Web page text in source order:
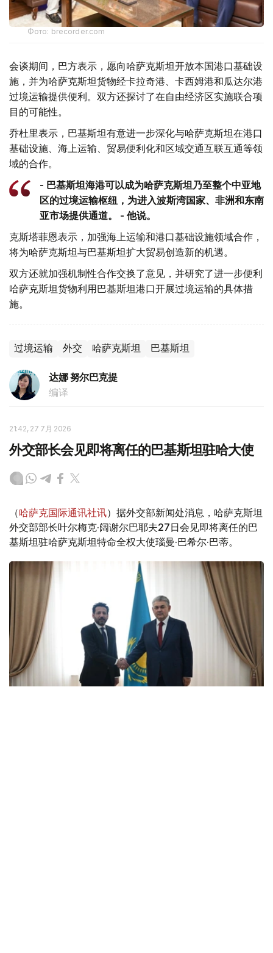
Фото: brecorder.com
会谈期间，巴方表示，愿向哈萨克斯坦开放本国港口基础设
施，并为哈萨克斯坦货物经卡拉奇港、卡西姆港和瓜达尔港
过境运输提供便利。双方还探讨了在自由经济区实施联合项
目的可能性。
乔杜里表示，巴基斯坦有意进一步深化与哈萨克斯坦在港口
基础设施、海上运输、贸易便利化和区域交通互联互通等领
域的合作。
- 巴基斯坦海港可以成为哈萨克斯坦乃至整个中亚地
区的过境运输枢纽，为进入波斯湾国家、非洲和东南
亚市场提供通道。 - 他说。
克斯塔菲恩表示，加强海上运输和港口基础设施领域合作，
将为哈萨克斯坦与巴基斯坦扩大贸易创造新的机遇。
双方还就加强机制性合作交换了意见，并研究了进一步便利
哈萨克斯坦货物利用巴基斯坦港口开展过境运输的具体措
施。
过境运输 外交 哈萨克斯坦 巴基斯坦
达娜 努尔巴克提
编译
21:42, 27 7月 2026
外交部长会见即将离任的巴基斯坦驻哈大使
（哈萨克国际通讯社讯）据外交部新闻处消息，哈萨克斯坦
外交部部长叶尔梅克·阔谢尔巴耶夫27日会见即将离任的巴
基斯坦驻哈萨克斯坦特命全权大使瑙曼·巴希尔·巴蒂。